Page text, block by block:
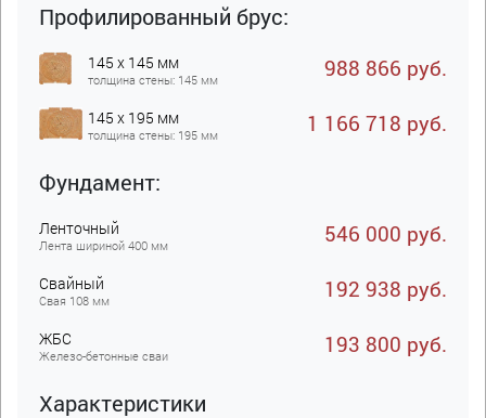
Профилированный брус:
145 x 145 мм
толщина стены: 145 мм 988 866 руб.
145 x 195 мм
толщина стены: 195 мм 1 166 718 руб.
Фундамент:
Ленточный
Лента шириной 400 мм 546 000 руб.
Свайный
Свая 108 мм 192 938 руб.
ЖБC
Железо-бетонные сваи 193 800 руб.
Характеристики